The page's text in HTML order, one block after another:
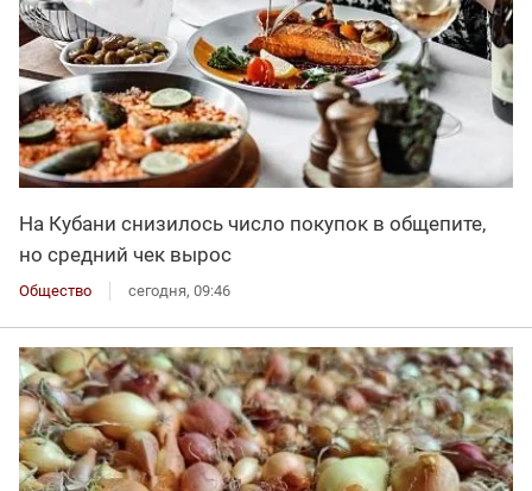
На Кубани снизилось число покупок в общепите,
но средний чек вырос
Общество сегодня, 09:46